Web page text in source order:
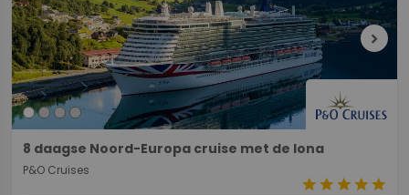
chevron_right
8 daagse Noord-Europa cruise met de Iona
P&O Cruises
starstarstarstarstar